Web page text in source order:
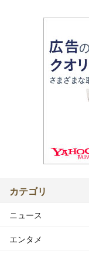
カテゴリ
ニュース
エンタメ